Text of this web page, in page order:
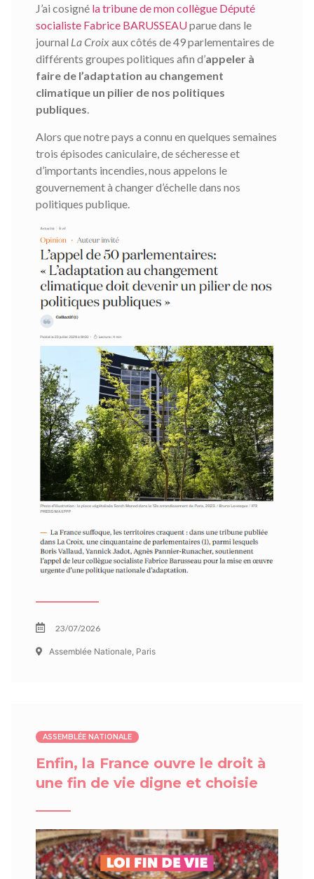
J’ai cosigné la tribune de mon collègue Député
socialiste Fabrice BARUSSEAUparue dans le
journal La Croixaux côtés de 49 parlementaires de
différents groupes politiques afin d’appeler à
faire de l’adaptation au changement
climatique un pilier de nos politiques
publiques.
Alors que notre pays a connu en quelques semaines
trois épisodes caniculaire, de sécheresse et
d’importants incendies, nous appelons le
gouvernement à changer d’échelle dans nos
politiques publique.
23/07/2026
Assemblée Nationale, Paris
ASSEMBLÉE NATIONALE
Enfin, la France ouvre le droit à
une fin de vie digne et choisie